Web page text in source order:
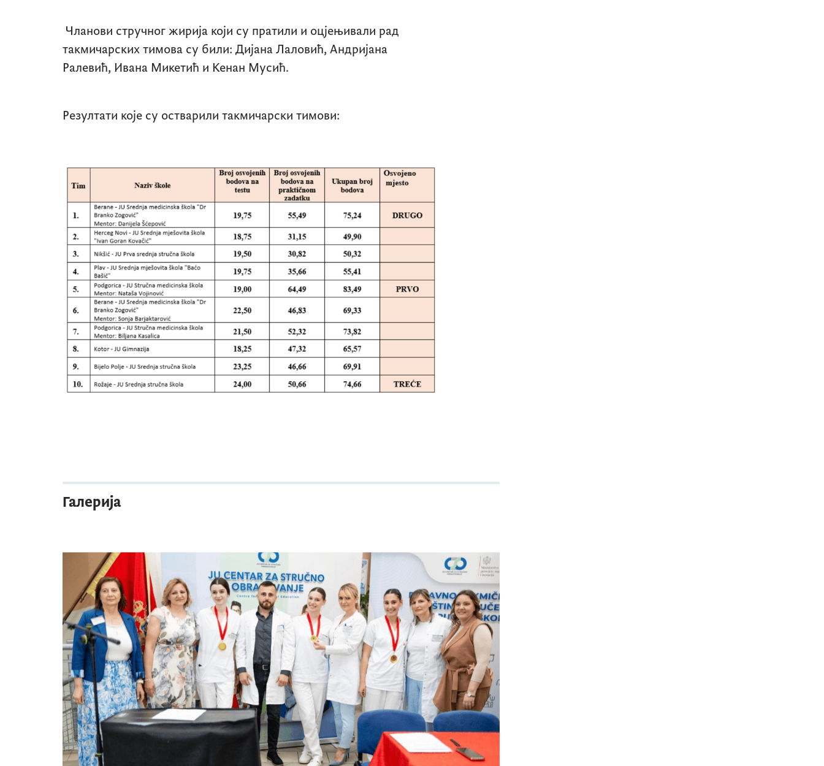
Чланови стручног жирија који су пратили и оцјењивали рад
такмичарских тимова су били: Дијана Лаловић, Андријана
Ралевић, Ивана Микетић и Кенан Мусић.
Резултати које су остварили такмичарски тимови:
Галерија